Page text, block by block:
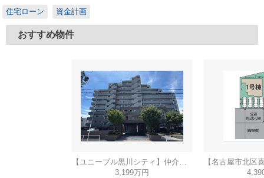
住宅ローン
資金計画
おすすめ物件
【ユニーブル黒川シティ】仲介手数料無料！城北小学校・北陵中学校
3,199万円